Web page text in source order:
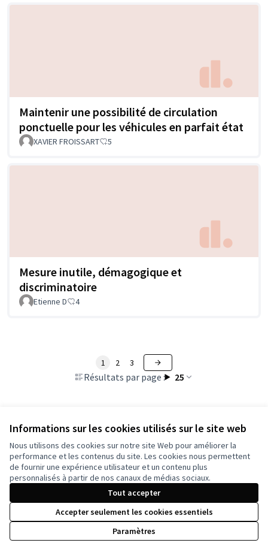
Informations sur les cookies utilisés sur le site web
Nous utilisons des cookies sur notre site Web pour améliorer la
performance et les contenus du site. Les cookies nous permettent
de fournir une expérience utilisateur et un contenu plus
personnalisés à partir de nos canaux de médias sociaux.
Tout accepter
Accepter seulement les cookies essentiels
Paramètres
Maintenir une possibilité de circulation
ponctuelle pour les véhicules en parfait état
XAVIER FROISSART 5
Mesure inutile, démagogique et
discriminatoire
Etienne D 4
Résultats par page : 25
1 2 3
Voir toutes les propositions retirées
Conditions d'utilisation
Paramètres des cookies
Site réalisé grâce aulogiciel libre Decidim .
Licence
(Lien